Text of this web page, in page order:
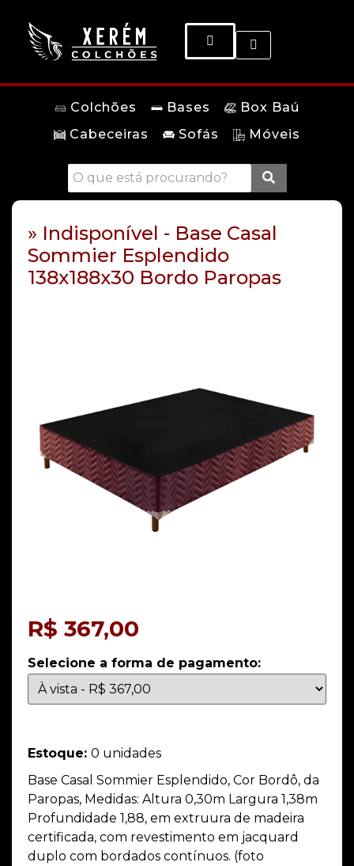
Colchões Bases
Box Baú
Cabeceiras
Sofás Móveis
» Indisponível - Base Casal
Sommier Esplendido
138x188x30 Bordo Paropas
R$ 367,00
Selecione a forma de pagamento:
Estoque: 0 unidades
Base Casal Sommier Esplendido, Cor Bordô, da
Paropas, Medidas: Altura 0,30m Largura 1,38m
Profundidade 1,88, em extruura de madeira
certificada, com revestimento em jacquard
duplo com bordados contínuos. (foto